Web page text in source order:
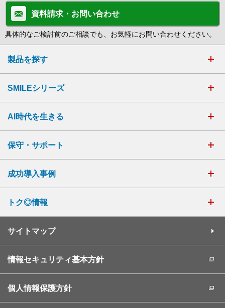
資料請求・お問い合わせ
具体的なご検討前のご相談でも、お気軽にお問い合わせください。
製品を探す
SMILEシリーズ
AI時代を生きる
保守・サポート
成功導入事例
トク◎情報
サイトマップ
情報セキュリティ基本方針
個人情報保護方針